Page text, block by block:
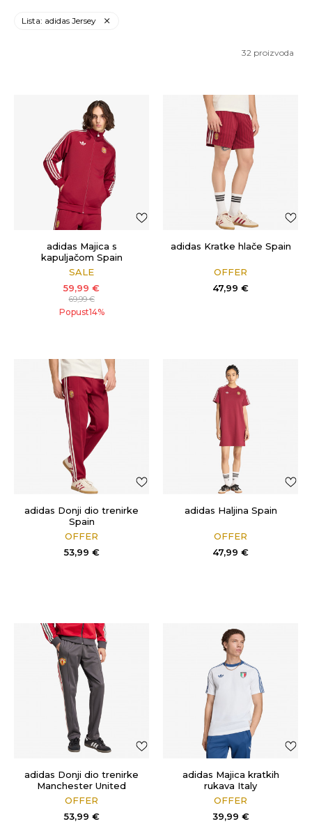
Lista: adidas Jersey
32 proizvoda
adidas Majica s
kapuljačom Spain
SALE
59,99 €
69,99€
Popust14%
adidas Kratke hlače Spain
OFFER
47,99 €
adidas Donji dio trenirke
Spain
OFFER
53,99 €
adidas Haljina Spain
OFFER
47,99 €
adidas Donji dio trenirke
Manchester United
OFFER
53,99 €
adidas Majica kratkih
rukava Italy
OFFER
39,99 €